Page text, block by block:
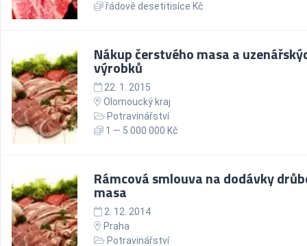
řádově desetitisíce Kč
Nákup čerstvého masa a
výrobků
22. 1. 2015
Olomoucký kraj
Potravinářství
1 — 5 000 000 Kč
Rámcová smlouva na dodávky
masa
2. 12. 2014
Praha
Potravinářství